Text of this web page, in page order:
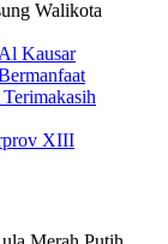
Kausar
XIII